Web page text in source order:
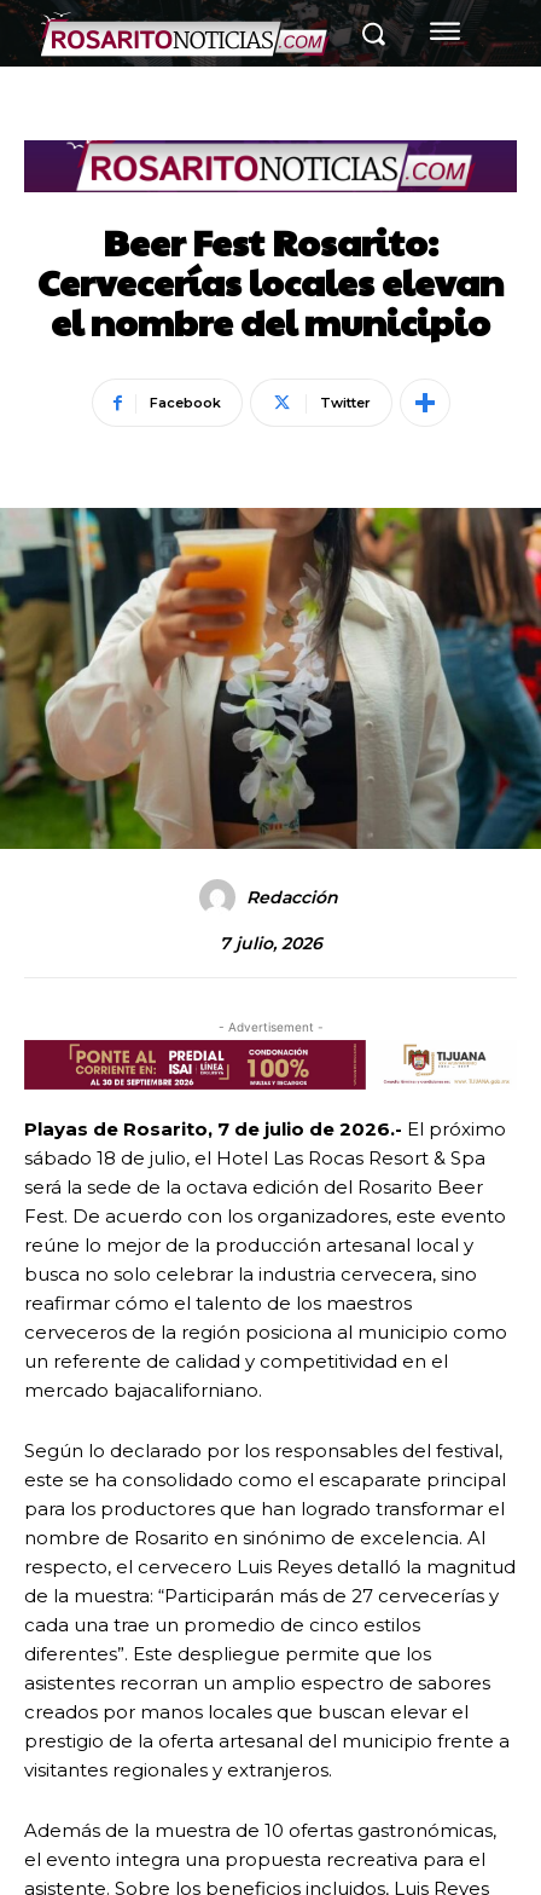
Beer Fest Rosarito:
Cervecerías locales elevan
el nombre del municipio
Facebook Twitter
Redacción
7 julio, 2026
- Advertisement -
Playas de Rosarito, 7 de julio de 2026.- El próximo
sábado 18 de julio, el Hotel Las Rocas Resort & Spa
será la sede de la octava edición del Rosarito Beer
Fest. De acuerdo con los organizadores, este evento
reúne lo mejor de la producción artesanal local y
busca no solo celebrar la industria cervecera, sino
reafirmar cómo el talento de los maestros
cerveceros de la región posiciona al municipio como
un referente de calidad y competitividad en el
mercado bajacaliforniano.
Según lo declarado por los responsables del festival,
este se ha consolidado como el escaparate principal
para los productores que han logrado transformar el
nombre de Rosarito en sinónimo de excelencia. Al
respecto, el cervecero Luis Reyes detalló la magnitud
de la muestra: “Participarán más de 27 cervecerías y
cada una trae un promedio de cinco estilos
diferentes”. Este despliegue permite que los
asistentes recorran un amplio espectro de sabores
creados por manos locales que buscan elevar el
prestigio de la oferta artesanal del municipio frente a
visitantes regionales y extranjeros.
Además de la muestra de 10 ofertas gastronómicas,
el evento integra una propuesta recreativa para el
asistente. Sobre los beneficios incluidos, Luis Reyes